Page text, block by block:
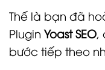
Thế là bạn đã
Plugin Yoast SEO,
bước tiếp theo